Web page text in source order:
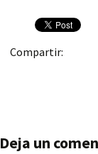
Compartir:
Deja un